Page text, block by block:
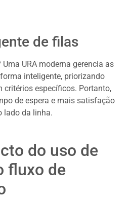
de filas
URA moderna gerencia as
inteligente, priorizando
critérios específicos. Portanto,
de espera e mais satisfação
lado da linha.
do uso de
fluxo de